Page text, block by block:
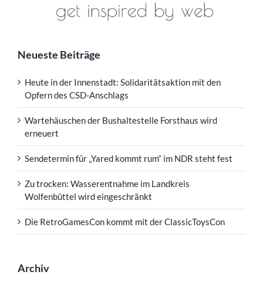
Neueste Beiträge
Heute in der Innenstadt: Solidaritätsaktion mit den
Opfern des CSD-Anschlags
Wartehäuschen der Bushaltestelle Forsthaus wird
erneuert
Sendetermin für „Yared kommt rum“ im NDR steht fest
Zu trocken: Wasserentnahme im Landkreis
Wolfenbüttel wird eingeschränkt
Die RetroGamesCon kommt mit der ClassicToysCon
Archiv